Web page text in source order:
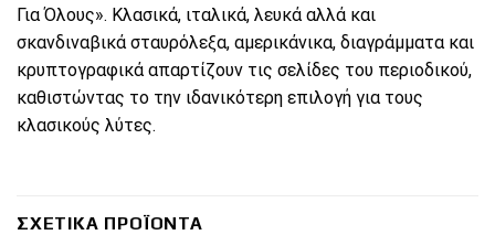
Για Όλους». Κλασικά, ιταλικά, λευκά αλλά και
σκανδιναβικά σταυρόλεξα, αμερικάνικα, διαγράμματα και
κρυπτογραφικά απαρτίζουν τις σελίδες του περιοδικού,
καθιστώντας το την ιδανικότερη επιλογή για τους
κλασικούς λύτες.
ΣΧΕΤΙΚΆ ΠΡΟΪΌΝΤΑ